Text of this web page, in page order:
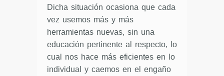
Dicha situación ocasiona que cada
vez usemos más y más
herramientas nuevas, sin una
educación pertinente al respecto, lo
cual nos hace más eficientes en lo
individual y caemos en el engaño